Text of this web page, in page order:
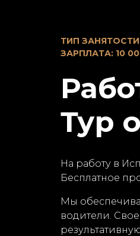
ТИП
ЗАРПЛАТА: 10
Тур
На работу в
Бесплатное
Мы
водители.